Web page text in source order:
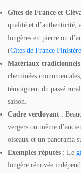
Gîtes de France et
qualité et d’authenticité,
longères en pierre ou
(Gîtes de France Finistère
Matériaux traditionnels
cheminées
témoignent du passé
saison.
Cadre verdoyant :
vergers ou même
oiseaux et un panorama
Exemples réputés : Le
longère rénovée